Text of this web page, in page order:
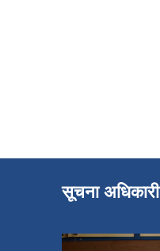
सूचना अधिकारी